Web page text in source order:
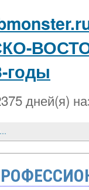
годы
дней(я)
ЛЕКЦИИ И ДОКЛАДЫ ЧЛЕНОВ РОССИЙСКОЙ АКАДЕМИИ НАУК В СПбГУП (1993-2013)